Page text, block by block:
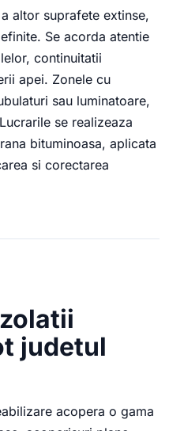
altor suprafete extinse,
Se acorda atentie
continuitatii
apei. Zonele cu
sau luminatoare,
se realizeaza
bituminoasa, aplicata
si corectarea
judetul
acopera o gama